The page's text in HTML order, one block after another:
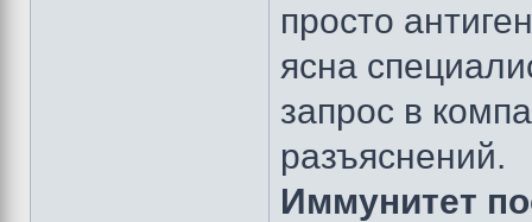
просто
ясна
запрос в
разъяснений.
Иммунитет